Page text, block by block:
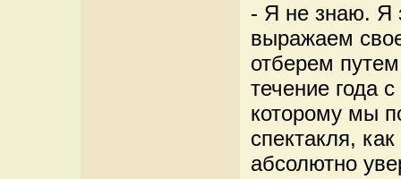
- Я не знаю. Я
выражаем
отберем путем
течение года
которому мы
спектакля,
абсолютно